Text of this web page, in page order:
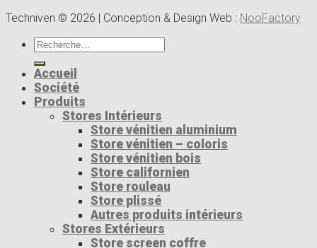
Techniven © 2026 | Conception & Design Web : NooFactory
Recherche
Accueil
Société
Produits
Stores Intérieurs
Store vénitien aluminium
Store vénitien – coloris
Store vénitien bois
Store californien
Store rouleau
Store plissé
Autres produits intérieurs
Stores Extérieurs
Store screen coffre